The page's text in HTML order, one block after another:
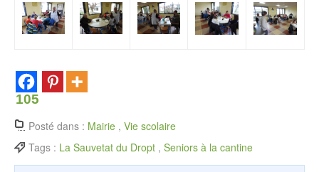
105
Posté dans : Mairie , Vie scolaire
Tags : La Sauvetat du Dropt , Seniors à la cantine